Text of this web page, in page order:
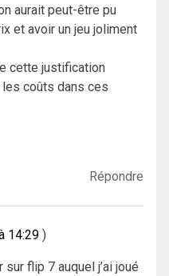
aurait peut-être pu
et avoir un jeu joliment
cette justification
les coûts dans ces
Répondre
14:29
flip 7 auquel j’ai joué